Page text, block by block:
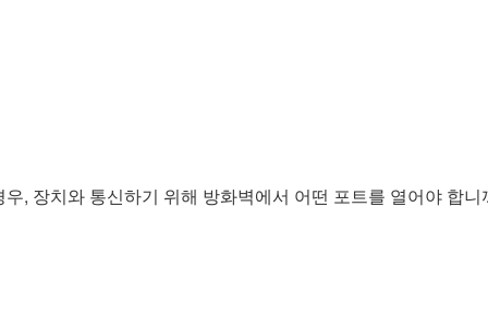
, 장치와 통신하기 위해 방화벽에서 어떤 포트를 열어야 합니